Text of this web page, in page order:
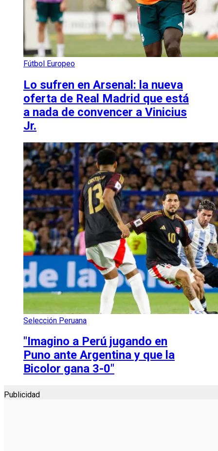
Fútbol Europeo
Lo sufren en Arsenal: la nueva
oferta de Real Madrid que está
a nada de convencer a Vinicius
Jr.
Selección Peruana
"Imagino a Perú jugando en
Puno ante Argentina y que la
Bicolor gana 3-0"
Publicidad